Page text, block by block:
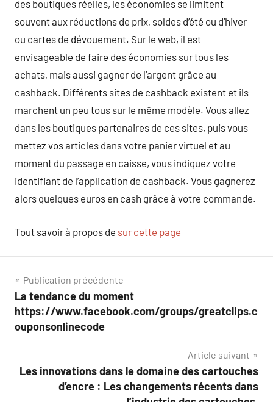
des boutiques réelles, les économies se limitent
souvent aux réductions de prix, soldes d’été ou d’hiver
ou cartes de dévouement. Sur le web, il est
envisageable de faire des économies sur tous les
achats, mais aussi gagner de l’argent grâce au
cashback. Différents sites de cashback existent et ils
marchent un peu tous sur le même modèle. Vous allez
dans les boutiques partenaires de ces sites, puis vous
mettez vos articles dans votre panier virtuel et au
moment du passage en caisse, vous indiquez votre
identifiant de l’application de cashback. Vous gagnerez
alors quelques euros en cash grâce à votre commande.
Tout savoir à propos de sur cette page
Navigation
de
l’article
Publication précédente
La tendance du moment
https://www.facebook.com/groups/greatclips.c
ouponsonlinecode
Article suivant
Les innovations dans le domaine des cartouches
d’encre : Les changements récents dans